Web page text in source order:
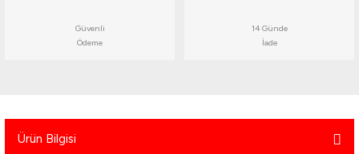
Woodland
Güvenli
Ödeme
14 Günde
İade
Ürün Bilgisi